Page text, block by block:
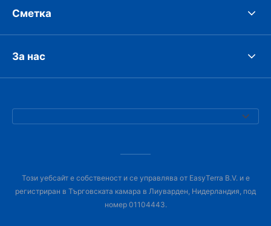
Сметка
За нас
Този уебсайт е собственост и се управлява от EasyTerra B.V. и е
регистриран в Търговската камара в Лиуварден, Нидерландия, под
номер 01104443.